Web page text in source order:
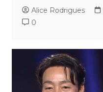
Alice Rodrigues
0